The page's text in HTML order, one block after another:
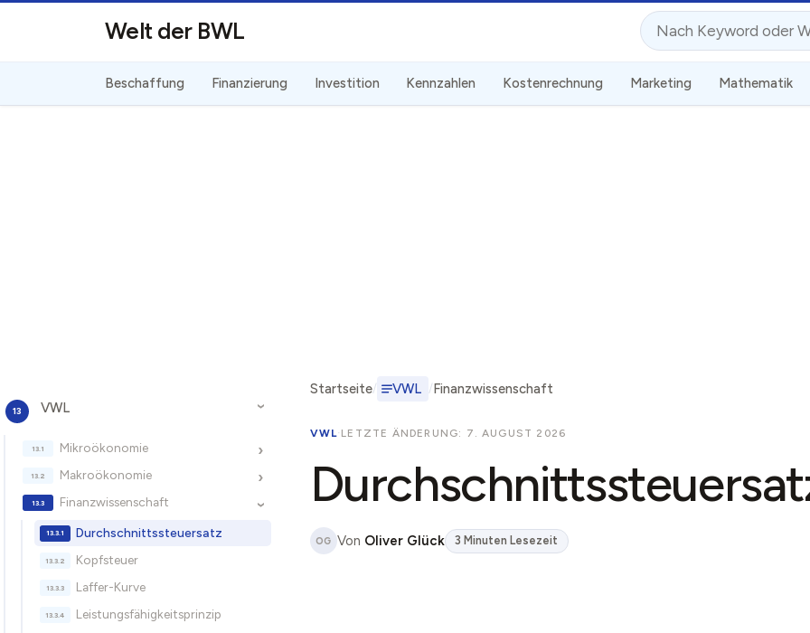
Welt der BWL Suche
Beschaffung Finanzierung Investition Kennzahlen Kostenrechnung Marketing Mathematik
›
VWL
›
Mikroökonomie
›
Makroökonomie
›
Finanzwissenschaft
Durchschnittssteuersatz
Kopfsteuer
Laffer-Kurve
Leistungsfähigkeitsprinzip
Startseite VWL Finanzwissenschaft
VWL· LETZTE ÄNDERUNG: 7. AUGUST 2026
OG Von Oliver Glück 3 Minuten Lesezeit